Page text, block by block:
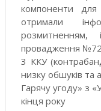
компоненти
отримали
провадження
3 ККУ
низку обшуків та
Гарячу угоду» з
кінця року